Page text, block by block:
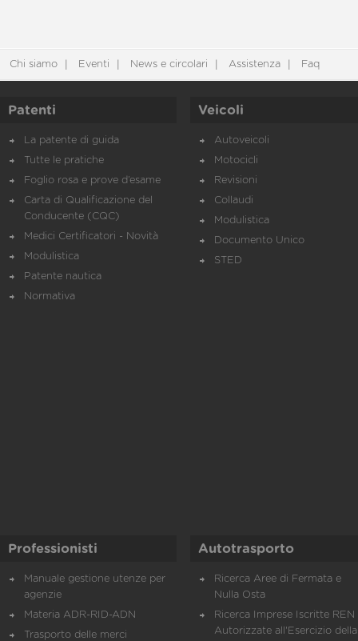
Chi siamo Eventi News e circolari Assistenza Faq
Patenti
La patente di guida
Tutte le pratiche
Foglio rosa e prove d’esame
Carta di Qualificazione del
Conducente (CQC)
Medici Certificatori - Novità
Modulistica
Patente nautica
Normativa
Veicoli
Autoveicoli
Motocicli
Revisioni
Collaudi
Modulistica
Documento Unico
STED
Professionisti
Manuale gestione utenze per
agenzie
Materia ADR-RID-ADN
Trasporto delle merci
Autotrasporto
Ricerca Aree di Fermata e
Nulla Osta
Ricerca Imprese Iscritte REN
Autorizzate all'Esercizio della